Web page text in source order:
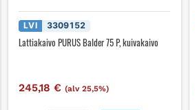
LVI 3309152
Lattiakaivo PURUS Balder 75 P, kuivakaivo
245,18€ (alv 25,5%)